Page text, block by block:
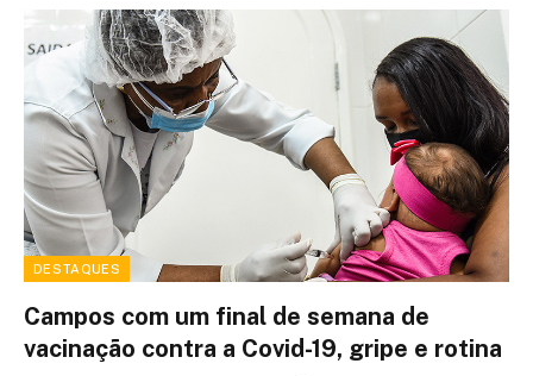
DESTAQUES
Campos com um final de semana de
vacinação contra a Covid-19, gripe e rotina